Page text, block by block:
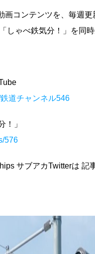
コンテンツを、毎週更
しゃべ鉄気分！」を同時
道チャンネル546
！」
576
サブアカTwitterは 記